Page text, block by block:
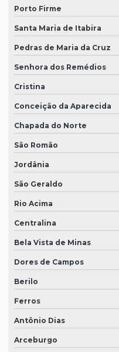
Porto Firme
Santa Maria de Itabira
Pedras de Maria da Cruz
Senhora dos Remédios
Cristina
Conceição da Aparecida
Chapada do Norte
São Romão
Jordânia
São Geraldo
Rio Acima
Centralina
Bela Vista de Minas
Dores de Campos
Berilo
Ferros
Antônio Dias
Arceburgo